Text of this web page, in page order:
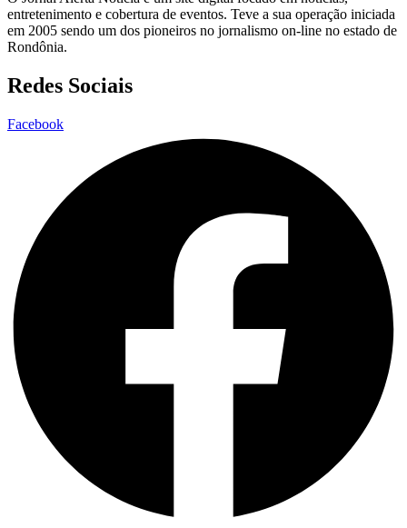
entretenimento e cobertura de eventos. Teve a sua operação iniciada
em 2005 sendo um dos pioneiros no jornalismo on-line no estado de
Rondônia.
Redes Sociais
Facebook